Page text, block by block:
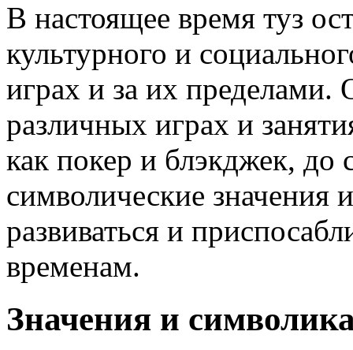
В настоящее время туз
культурного и
играх и за их пределами.
различных играх и
как покер и блэкджек,
символические значения
развиваться и
временам.
Значения и